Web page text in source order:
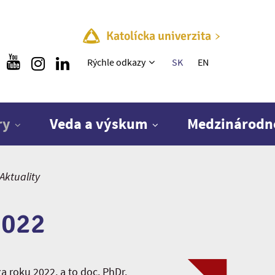
Katolícka univerzita
Rýchle menu
Rýchle odkazy SK EN
Veda a výskum
Aktuality
roku 2022, a to doc. PhDr.